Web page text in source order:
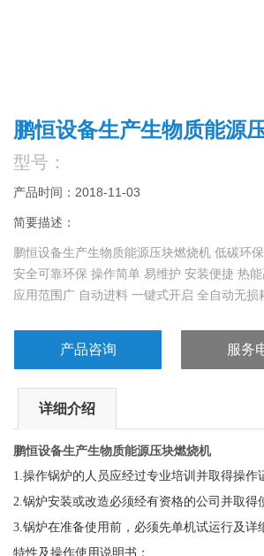
鹏恒设备生产生物质能源
型号：
产品时间：2018-11-03
简要描述：
鹏恒设备生产生物质能源压块燃烧机 低碳环
安全可靠环保 操作简单 易维护 安装便捷 热
应用范围广 自动进料 一键式开启 全自动无损
产品咨询 服务
详细介绍
鹏恒设备生产生物质能源压块燃烧机
1.操作锅炉的人员应经过专业培训并取得操作
2.锅炉安装或改造必须经有资格的公司并取得
3.锅炉在准备使用前，必须先单机试运行及详
特性及操作使用说明书；